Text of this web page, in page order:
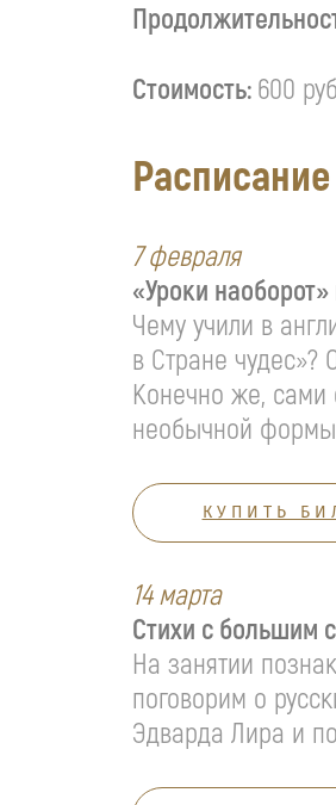
Стоимость: 600
7 февраля
«Уроки
Чему учили в
в Стране
Конечно же, сами
необычной формы
КУПИТЬ
14 марта
Стихи с большим
На занятии
поговорим о
Эдварда Лира и